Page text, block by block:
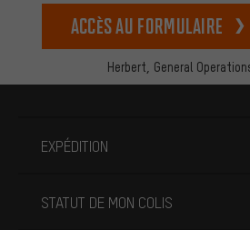
Herbert, General
Accès au formulaire
EXPÉDITION
STATUT DE MON COLIS